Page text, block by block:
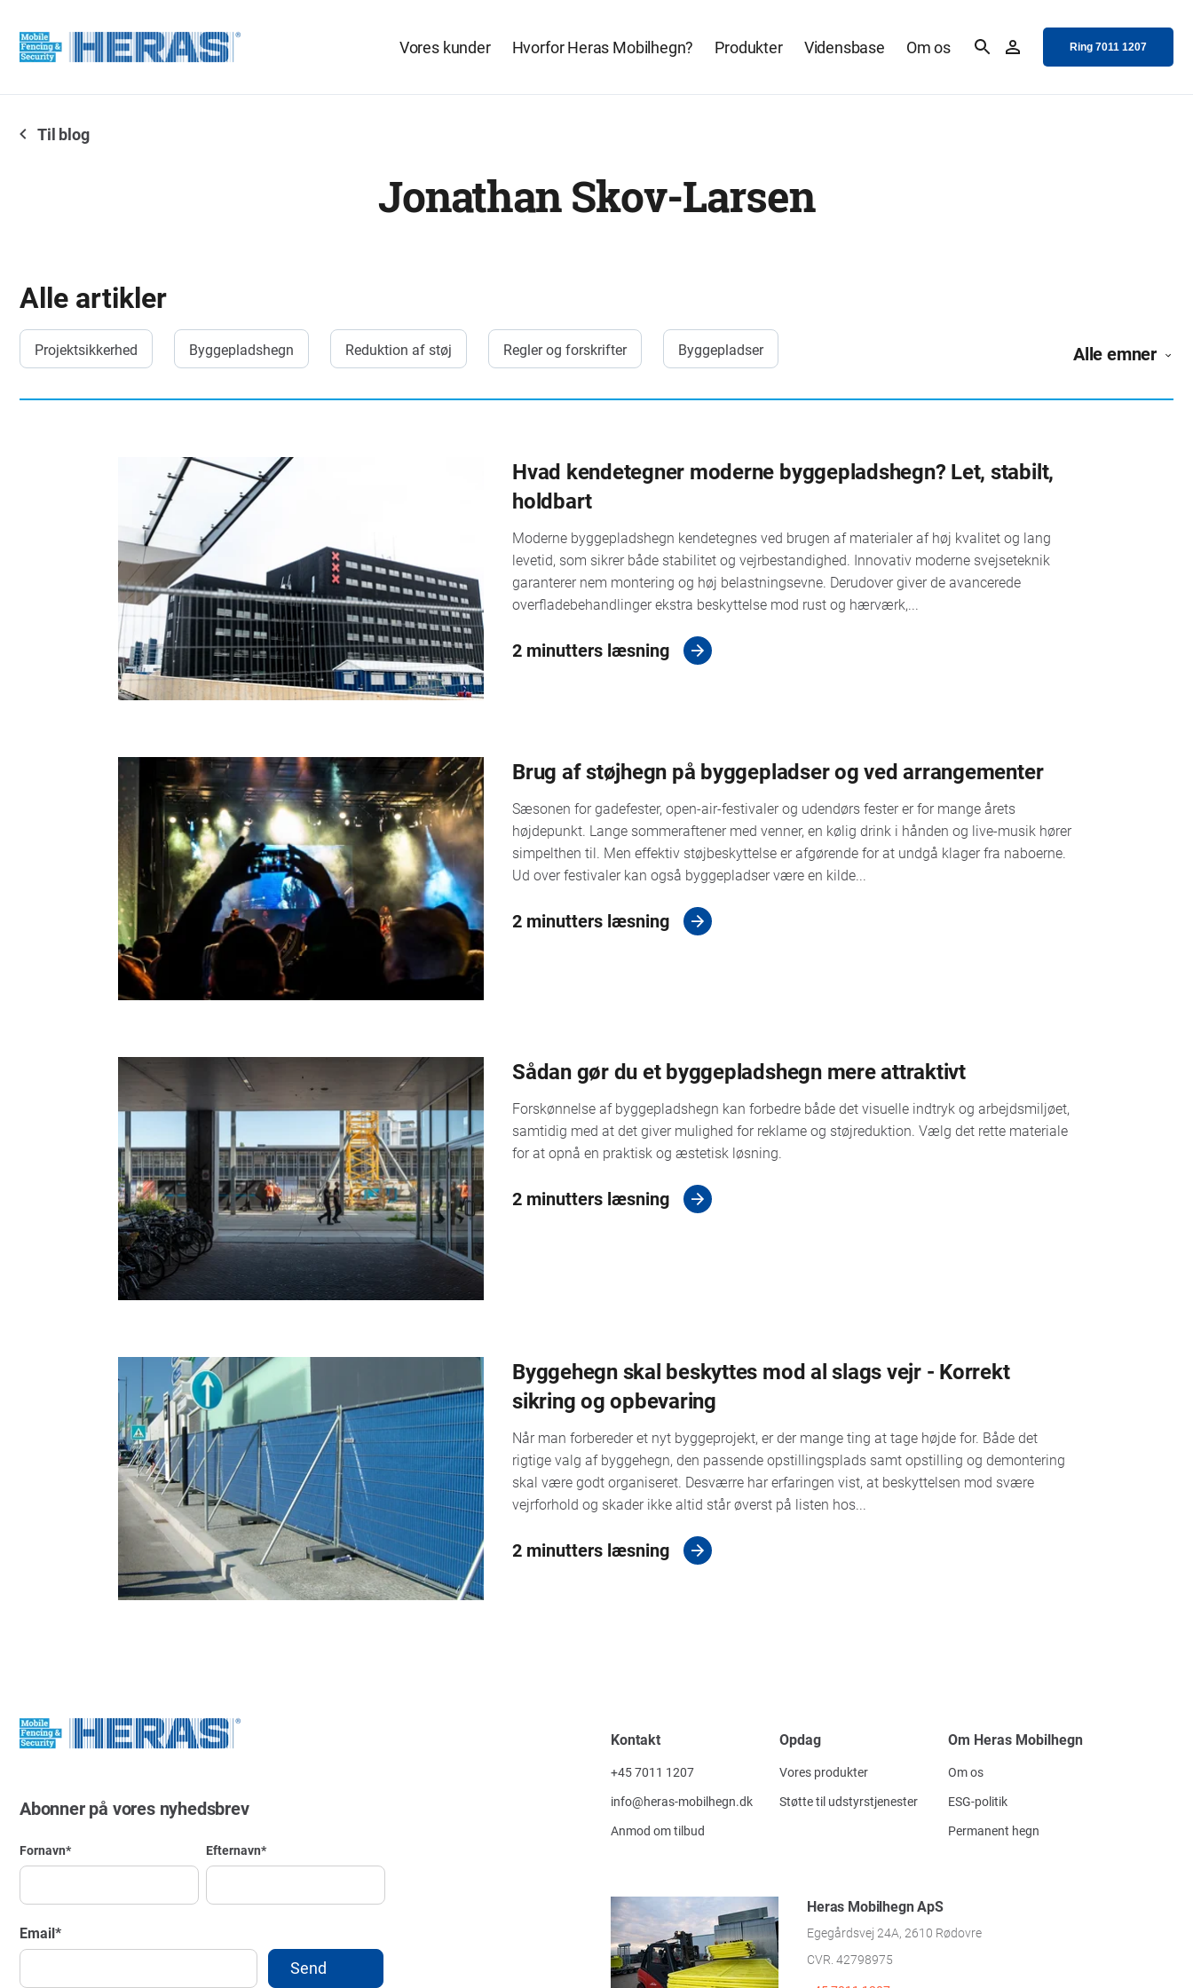
Vores kunder Hvorfor Heras Mobilhegn? Produkter Vidensbase Om os Ring 7011 1207
Til blog
Jonathan Skov-Larsen
Alle artikler
Projektsikkerhed Byggepladshegn Reduktion af støj Regler og forskrifter Byggepladser Alle emner
Hvad kendetegner moderne byggepladshegn? Let, stabilt,
holdbart
Moderne byggepladshegn kendetegnes ved brugen af materialer af høj kvalitet og lang
levetid, som sikrer både stabilitet og vejrbestandighed. Innovativ moderne svejseteknik
garanterer nem montering og høj belastningsevne. Derudover giver de avancerede
overfladebehandlinger ekstra beskyttelse mod rust og hærværk,...
2 minutters læsning
Brug af støjhegn på byggepladser og ved arrangementer
Sæsonen for gadefester, open-air-festivaler og udendørs fester er for mange årets
højdepunkt. Lange sommeraftener med venner, en kølig drink i hånden og live-musik hører
simpelthen til. Men effektiv støjbeskyttelse er afgørende for at undgå klager fra naboerne.
Ud over festivaler kan også byggepladser være en kilde...
2 minutters læsning
Sådan gør du et byggepladshegn mere attraktivt
Forskønnelse af byggepladshegn kan forbedre både det visuelle indtryk og arbejdsmiljøet,
samtidig med at det giver mulighed for reklame og støjreduktion. Vælg det rette materiale
for at opnå en praktisk og æstetisk løsning.
2 minutters læsning
Byggehegn skal beskyttes mod al slags vejr - Korrekt
sikring og opbevaring
Når man forbereder et nyt byggeprojekt, er der mange ting at tage højde for. Både det
rigtige valg af byggehegn, den passende opstillingsplads samt opstilling og demontering
skal være godt organiseret. Desværre har erfaringen vist, at beskyttelsen mod svære
vejrforhold og skader ikke altid står øverst på listen hos...
2 minutters læsning
Abonner på vores nyhedsbrev
Fornavn* Efternavn*
Email*
Kontakt
+45 7011 1207
info@heras-mobilhegn.dk
Anmod om tilbud
Opdag
Vores produkter
Støtte til udstyrstjenester
Om Heras Mobilhegn
Om os
ESG-politik
Permanent hegn
Heras Mobilhegn ApS
Egegårdsvej 24A, 2610 Rødovre
CVR. 42798975